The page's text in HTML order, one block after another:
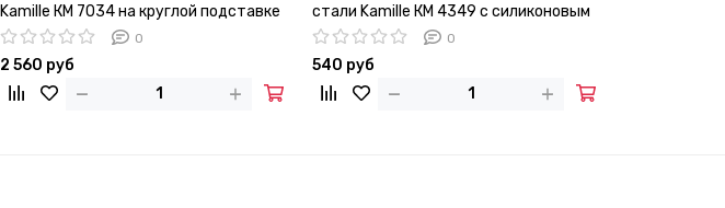
Kamille КМ 7034 на круглой подставке
с ручкой
0
2 560 руб
стали Kamille КМ 4349 с силиконовым
дном
0
540 руб